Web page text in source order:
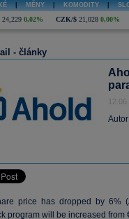
MĚNY KOMODITY
24,229 0,02% CZK/$ 21,028 0,00%
- články
price has dropped by 6%
program will be increased